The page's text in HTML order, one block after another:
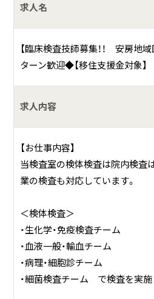
館山地域の中核病院として運営し
が全面的に協力。救急棟は北米型
います。誰もが分け隔てなく医療
診療を行っています。
求人名
【臨床検査技師募集！！ 安房地
ターン歓迎◆【移住支援金対象】
求人内容
【お仕事内容】
当検査室の検体検査は院内検査
業の検査も対応しています。
＜検体検査＞
・生化学・免疫検査チーム
・血液一般・輸血チーム
・病理・細胞診チーム
・細菌検査チーム で検査を実施